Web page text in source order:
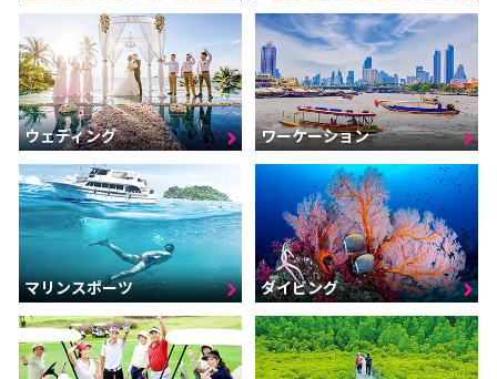
ウェディング ワーケーション
マリンスポーツ ダイビング